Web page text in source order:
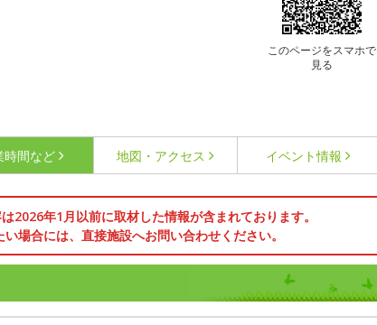
このページをスマホで
見る
時間など 地図・アクセス イベント情報
2026年1月以前に取材した情報が含まれております。
場合には、直接施設へお問い合わせください。